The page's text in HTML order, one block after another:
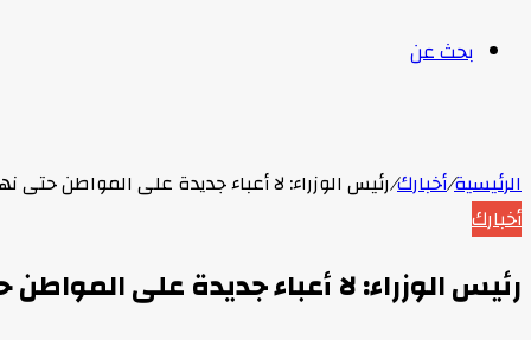
بحث عن
الرئيسية/أخبارك/رئيس الوزراء: لا أعباء جديدة على المواطن حتى
أخبارك
رئيس الوزراء: لا أعباء جديدة على